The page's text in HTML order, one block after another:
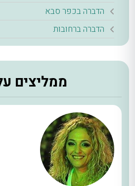
הדברה בכפר סבא
הדברה ברחובות
ממליצים